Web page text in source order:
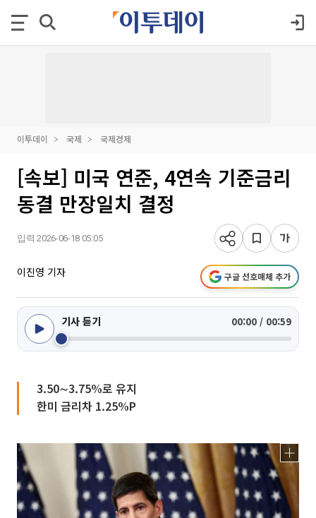
이투데이 국제 국제경제
[속보] 미국 연준, 4연속 기준금리
동결 만장일치 결정
입력 2026-06-18 05:05
이진영 기자 구글 선호매체 추가
기사 듣기 00:00 / 00:59
3.50∼3.75%로 유지
한미 금리차 1.25%P